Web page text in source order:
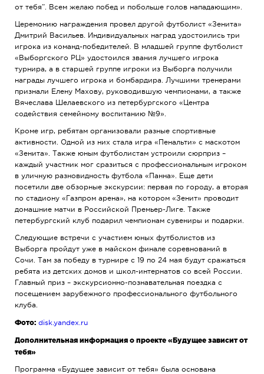
от тебя”. Всем желаю побед и побольше голов нападающим».
Церемонию награждения провел другой футболист «Зенита»
Дмитрий Васильев. Индивидуальных наград удостоились три
игрока из команд-победителей. В младшей группе футболист
«Выборгского РЦ» удостоился звания лучшего игрока
турнира, а в старшей группе игроки из Выборга получили
награды лучшего игрока и бомбардира. Лучшими тренерами
признали Елену Махову, руководившую чемпионами, а также
Вячеслава Шелаевского из петербургского «Центра
содействия семейному воспитанию №9».
Кроме игр, ребятам организовали разные спортивные
активности. Одной из них стала игра «Пенальти» с маскотом
«Зенита». Также юным футболистам устроили сюрприз –
каждый участник мог сразиться с профессиональным игроком
в уличную разновидность футбола «Панна». Еще дети
посетили две обзорные экскурсии: первая по городу, а вторая
по стадиону «Газпром арена», на котором «Зенит» проводит
домашние матчи в Российской Премьер-Лиге. Также
петербургский клуб подарил чемпионам сувениры и подарки.
Следующие встречи с участием юных футболистов из
Выборга пройдут уже в майском финале соревнований в
Сочи. Там за победу в турнире с 19 по 24 мая будут сражаться
ребята из детских домов и школ-интернатов со всей России.
Главный приз – экскурсионно-познавательная поездка с
посещением зарубежного профессионального футбольного
клуба.
Фото: disk.yandex.ru
Дополнительная информация о проекте «Будущее зависит от
тебя»
Программа «Будущее зависит от тебя» была основана